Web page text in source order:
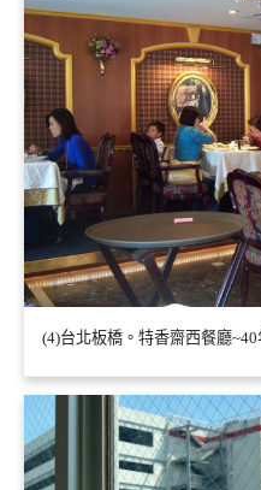
(4)台北板橋。特香齋西餐廳